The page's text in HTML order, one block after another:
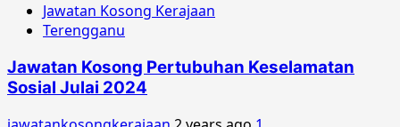
Jawatan Kosong Kerajaan
Terengganu
Jawatan Kosong Pertubuhan Keselamatan
Sosial Julai 2024